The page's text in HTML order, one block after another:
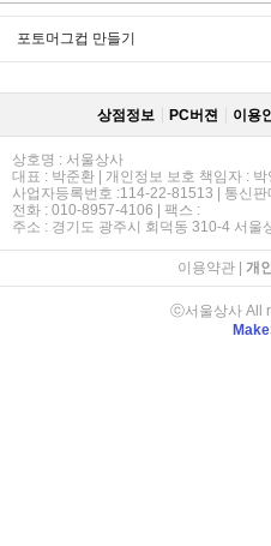
포토머그컵 만들기
상점정보 PC버젼 이용
상호명 : 서울상사
대표 : 박준환 | 개인정보 보호 책임자 : 박
사업자등록번호 :114-22-81513 | 통신
전화 : 010-8957-4106 | 팩스 :
주소 : 경기도 광주시 회덕동 310-4 서울
이용약관| 개
ⓒ서울상사 All
Make